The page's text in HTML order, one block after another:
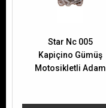
Star Nc 005
Kapiçino Gümüş
Motosikletli Adam